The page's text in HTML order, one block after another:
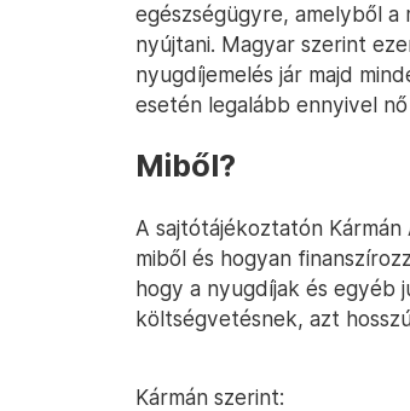
egészségügyre, amelyből a
nyújtani. Magyar szerint
nyugdíjemelés jár majd
esetén legalább ennyivel nő
Miből?
A sajtótájékoztatón
miből és hogyan
hogy a nyugdíjak és egyéb
költségvetésnek, azt
Kármán szerint: